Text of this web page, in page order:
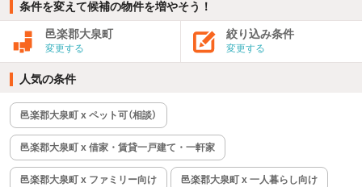
条件を変えて候補の物件を増やそう！
邑楽郡大泉町
変更する
絞り込み条件
変更する
人気の条件
邑楽郡大泉町 x ペット可（相談）
邑楽郡大泉町 x 借家・賃貸一戸建て・一軒家
邑楽郡大泉町 x ファミリー向け 邑楽郡大泉町 x 一人暮らし向け